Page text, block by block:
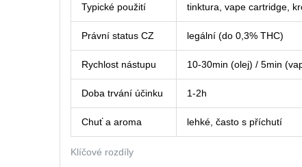
Klíčové rozdíly
Typické použití tinktura, vape cartridge,
Právní status CZ legální (do 0,3% THC)
Rychlost nástupu 10-30min (olej) / 5min
Doba trvání účinku 1-2h
Chuť a aroma lehké, často s příchutí